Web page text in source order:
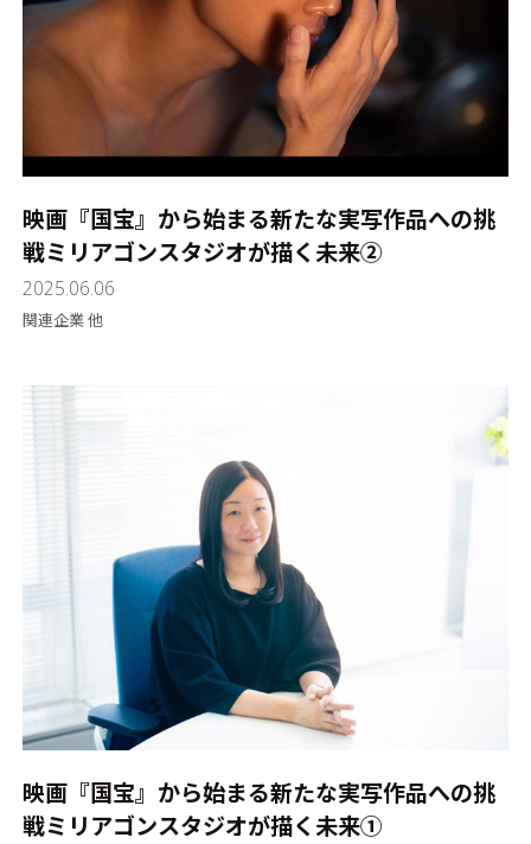
映画『国宝』から始まる新たな実写作品への挑
戦――ミリアゴンスタジオが描く未来②
2025.06.06
関連企業 他
映画『国宝』から始まる新たな実写作品への挑
戦――ミリアゴンスタジオが描く未来①